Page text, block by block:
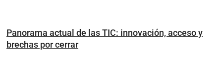
Panorama actual de las TIC: innovación, acceso y
brechas por cerrar